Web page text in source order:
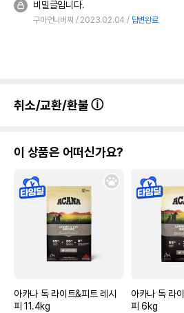
비밀글입니다.
구마언니버찌 2023.02.04 답변완료
취소/교환/환불
이 상품은 어떠신가요?
아카나 독 라이트&피트 레시
피 11.4kg
아카나 독 라
피 6kg